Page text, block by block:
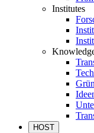
Institutes
HOST